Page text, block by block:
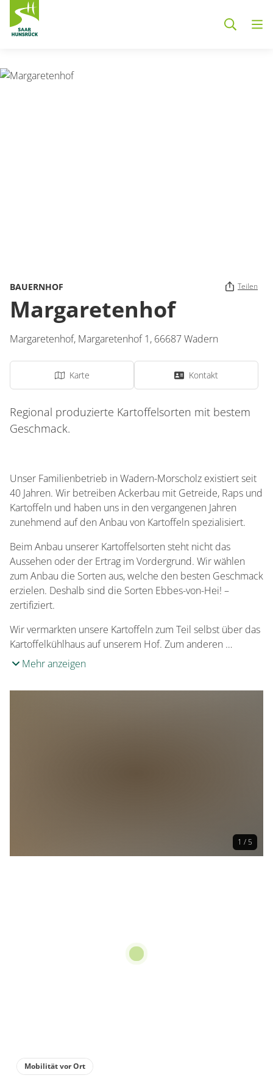
BAUERNHOF Teilen
Margaretenhof
Margaretenhof, Margaretenhof 1, 66687Wadern
Karte Kontakt
Regional produzierte Kartoffelsorten mit bestem
Geschmack.
Unser Familienbetrieb in Wadern-Morscholz existiert seit
40 Jahren. Wir betreiben Ackerbau mit Getreide, Raps und
Kartoffeln und haben uns in den vergangenen Jahren
zunehmend auf den Anbau von Kartoffeln spezialisiert.
Beim Anbau unserer Kartoffelsorten steht nicht das
Aussehen oder der Ertrag im Vordergrund. Wir wählen
zum Anbau die Sorten aus, welche den besten Geschmack
erzielen. Deshalb sind die Sorten Ebbes-von-Hei! –
zertifiziert.
Wir vermarkten unsere Kartoffeln zum Teil selbst über das
Kartoffelkühlhaus auf unserem Hof. Zum anderen …
Mehr anzeigen
1 / 5
Mobilität vor Ort